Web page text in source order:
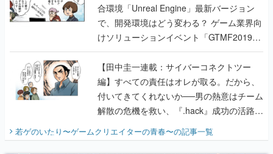
合環境「Unreal Engine」最新バージョン
で、開発環境はどう変わる？ ゲーム業界向
けソリューションイベント「GTMF2019」
に行って、より理解を深めよう【PR】
【田中圭一連載：サイバーコネクトツー
編】すべての責任はオレが取る。だから、
付いてきてくれないか──男の熱意はチーム
解散の危機を救い、『.hack』成功の活路を
『少年ジャンプ』色だった【若ゲのいた
若ゲのいたり〜ゲームクリエイターの青春〜の記事一覧